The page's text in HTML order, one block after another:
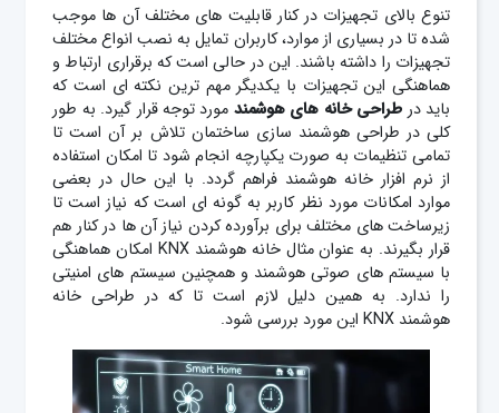
تنوع بالای تجهیزات در کنار قابلیت های مختلف آن ها موجب
شده تا در بسیاری از موارد، کاربران تمایل به نصب انواع مختلف
تجهیزات را داشته باشند. این در حالی است که برقراری ارتباط و
هماهنگی این تجهیزات با یکدیگر مهم ترین نکته ای است که
باید در طراحی خانه های هوشمند مورد توجه قرار گیرد. به طور
کلی در طراحی هوشمند سازی ساختمان تلاش بر آن است تا
تمامی تنظیمات به صورت یکپارچه انجام شود تا امکان استفاده
از نرم افزار خانه هوشمند فراهم گردد. با این حال در بعضی
موارد امکانات مورد نظر کاربر به گونه ای است که نیاز است تا
زیرساخت های مختلف برای برآورده کردن نیاز آن ها در کنار هم
قرار بگیرند. به عنوان مثال خانه هوشمند KNX امکان هماهنگی
با سیستم های صوتی هوشمند و همچنین سیستم های امنیتی
را ندارد. به همین دلیل لازم است تا که در طراحی خانه
هوشمند KNX این مورد بررسی شود.